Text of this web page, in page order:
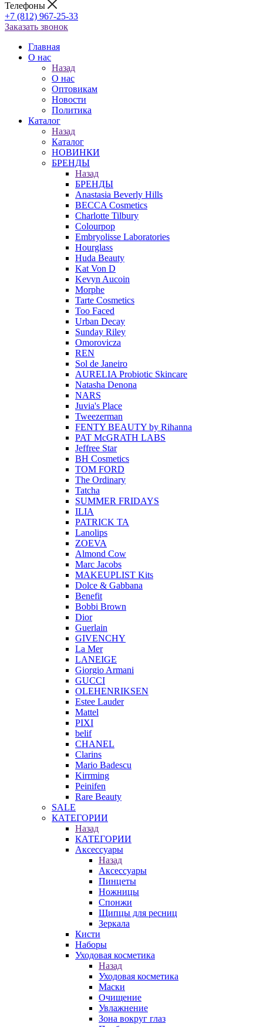
Телефоны
+7 (812) 967-25-33
Заказать звонок
Главная
О нас
Назад
О нас
Оптовикам
Новости
Политика
Каталог
Назад
Каталог
НОВИНКИ
БРЕНДЫ
Назад
БРЕНДЫ
Anastasia Beverly Hills
BECCA Cosmetics
Charlotte Tilbury
Colourpop
Embryolisse Laboratories
Hourglass
Huda Beauty
Kat Von D
Kevyn Aucoin
Morphe
Tarte Cosmetics
Too Faced
Urban Decay
Sunday Riley
Omorovicza
REN
Sol de Janeiro
AURELIA Probiotic Skincare
Natasha Denona
NARS
Juvia's Place
Tweezerman
FENTY BEAUTY by Rihanna
PAT McGRATH LABS
Jeffree Star
BH Cosmetics
TOM FORD
The Ordinary
Tatcha
SUMMER FRIDAYS
ILIA
PATRICK TA
Lanolips
ZOEVA
Almond Cow
Marc Jacobs
MAKEUPLIST Kits
Dolce & Gabbana
Benefit
Bobbi Brown
Dior
Guerlain
GIVENCHY
La Mer
LANEIGE
Giorgio Armani
GUCCI
OLEHENRIKSEN
Estee Lauder
Mattel
PIXI
belif
CHANEL
Clarins
Mario Badescu
Kirrming
Peinifen
Rare Beauty
SALE
КАТЕГОРИИ
Назад
КАТЕГОРИИ
Аксессуары
Назад
Аксессуары
Пинцеты
Ножницы
Спонжи
Щипцы для ресниц
Зеркала
Кисти
Наборы
Уходовая косметика
Назад
Уходовая косметика
Маски
Очищение
Увлажнение
Зона вокруг глаз